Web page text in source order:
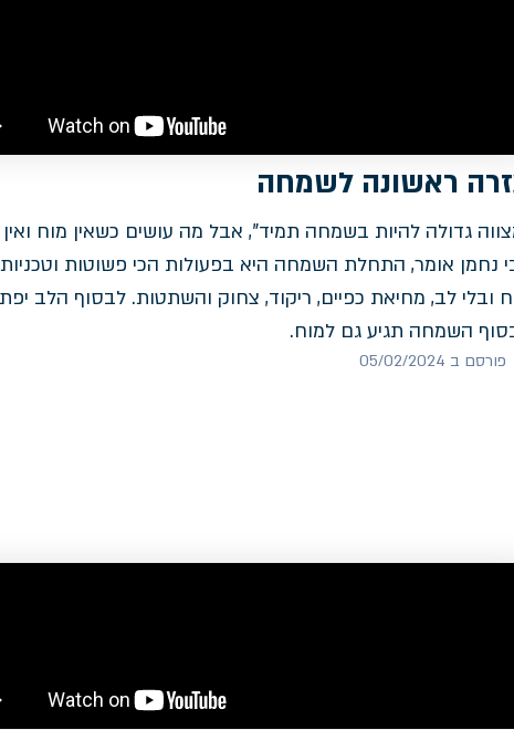
ראשונה לשמחה
גדולה להיות בשמחה תמיד", אבל מה עושים כשאין מוח
נחמן אומר, התחלת השמחה היא בפעולות הכי פשוטות
ובלי לב, מחיאת כפיים, ריקוד, צחוק והשתטות. לבסוף הלב
השמחה תגיע גם למוח.
פורסם ב 05/02/2024